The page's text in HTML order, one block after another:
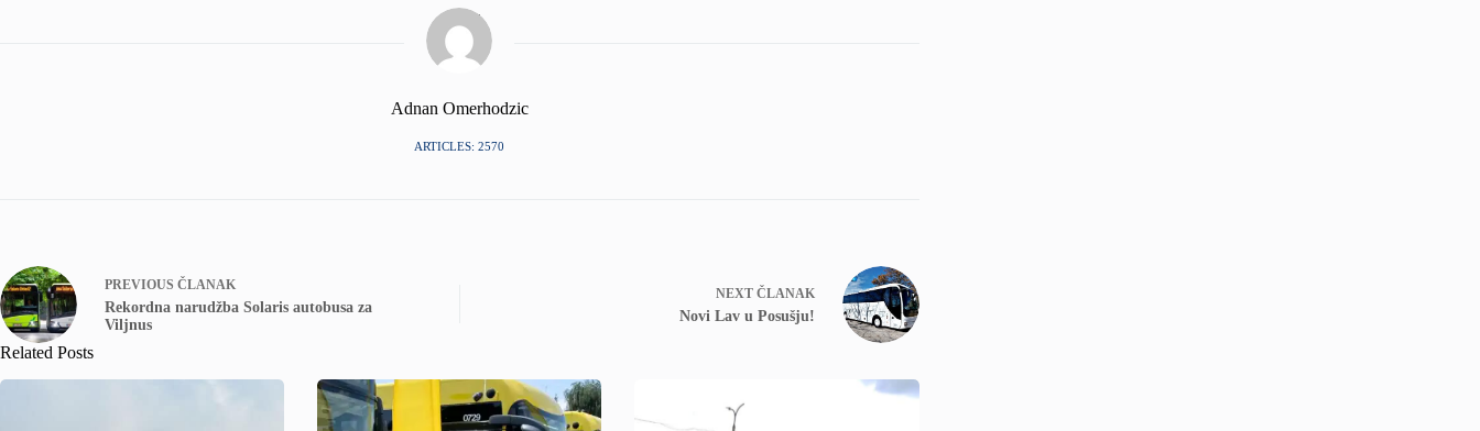
Adnan Omerhodzic
ARTICLES: 2570
PREVIOUS ČLANAK
Rekordna narudžba Solaris autobusa za
Viljnus
NEXT ČLANAK
Novi Lav u Posušju!
Related Posts